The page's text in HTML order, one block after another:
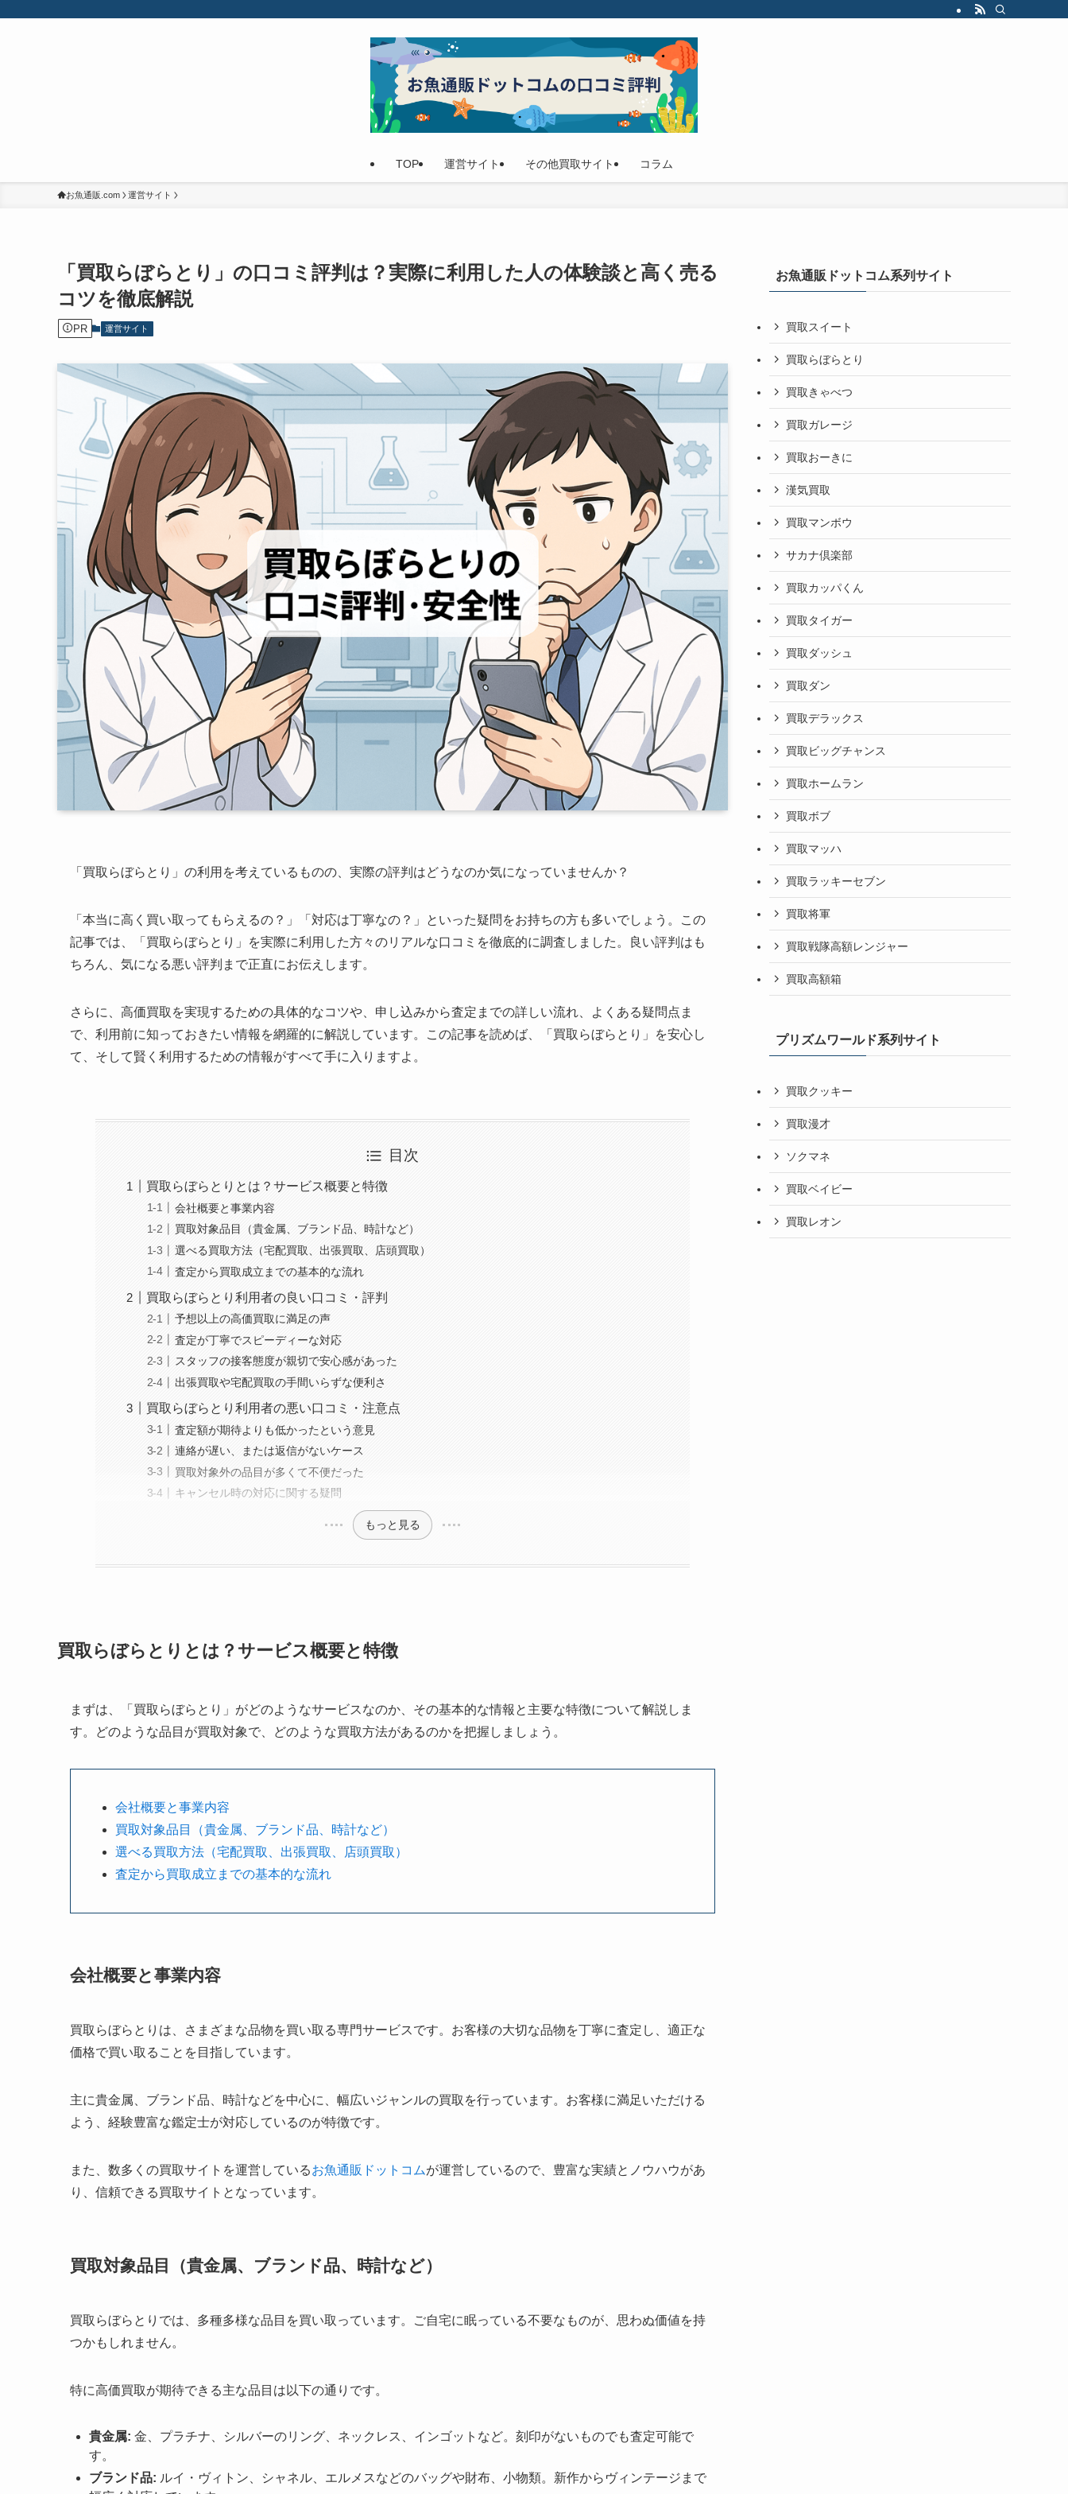
TOP 運営サイト その他買取サイト コラム
お魚通販.com 運営サイト
「買取らぼらとり」の口コミ評判は？実際に利用した人の体験談と高く売る
コツを徹底解説
PR 運営サイト
「買取らぼらとり」の利用を考えているものの、実際の評判はどうなのか気になっていませんか？
「本当に高く買い取ってもらえるの？」「対応は丁寧なの？」といった疑問をお持ちの方も多いでしょう。この
記事では、「買取らぼらとり」を実際に利用した方々のリアルな口コミを徹底的に調査しました。良い評判はも
ちろん、気になる悪い評判まで正直にお伝えします。
さらに、高価買取を実現するための具体的なコツや、申し込みから査定までの詳しい流れ、よくある疑問点ま
で、利用前に知っておきたい情報を網羅的に解説しています。この記事を読めば、「買取らぼらとり」を安心し
て、そして賢く利用するための情報がすべて手に入りますよ。
目次
買取らぼらとりとは？サービス概要と特徴
会社概要と事業内容
買取対象品目（貴金属、ブランド品、時計など）
選べる買取方法（宅配買取、出張買取、店頭買取）
査定から買取成立までの基本的な流れ
買取らぼらとり利用者の良い口コミ・評判
予想以上の高価買取に満足の声
査定が丁寧でスピーディーな対応
スタッフの接客態度が親切で安心感があった
出張買取や宅配買取の手間いらずな便利さ
買取らぼらとり利用者の悪い口コミ・注意点
査定額が期待よりも低かったという意見
連絡が遅い、または返信がないケース
買取対象外の品目が多くて不便だった
キャンセル時の対応に関する疑問
もっと見る
買取らぼらとりとは？サービス概要と特徴
まずは、「買取らぼらとり」がどのようなサービスなのか、その基本的な情報と主要な特徴について解説しま
す。どのような品目が買取対象で、どのような買取方法があるのかを把握しましょう。
会社概要と事業内容
買取対象品目（貴金属、ブランド品、時計など）
選べる買取方法（宅配買取、出張買取、店頭買取）
査定から買取成立までの基本的な流れ
会社概要と事業内容
買取らぼらとりは、さまざまな品物を買い取る専門サービスです。お客様の大切な品物を丁寧に査定し、適正な
価格で買い取ることを目指しています。
主に貴金属、ブランド品、時計などを中心に、幅広いジャンルの買取を行っています。お客様に満足いただける
よう、経験豊富な鑑定士が対応しているのが特徴です。
また、数多くの買取サイトを運営しているお魚通販ドットコムが運営しているので、豊富な実績とノウハウがあ
り、信頼できる買取サイトとなっています。
買取対象品目（貴金属、ブランド品、時計など）
買取らぼらとりでは、多種多様な品目を買い取っています。ご自宅に眠っている不要なものが、思わぬ価値を持
つかもしれません。
特に高価買取が期待できる主な品目は以下の通りです。
貴金属: 金、プラチナ、シルバーのリング、ネックレス、インゴットなど。刻印がないものでも査定可能で
す。
ブランド品: ルイ・ヴィトン、シャネル、エルメスなどのバッグや財布、小物類。新作からヴィンテージまで
お魚通販ドットコム系列サイト
買取スイート
買取らぼらとり
買取きゃべつ
買取ガレージ
買取おーきに
漢気買取
買取マンボウ
サカナ倶楽部
買取カッパくん
買取タイガー
買取ダッシュ
買取ダン
買取デラックス
買取ビッグチャンス
買取ホームラン
買取ボブ
買取マッハ
買取ラッキーセブン
買取将軍
買取戦隊高額レンジャー
買取高額箱
プリズムワールド系列サイト
買取クッキー
買取漫才
ソクマネ
買取ベイビー
買取レオン